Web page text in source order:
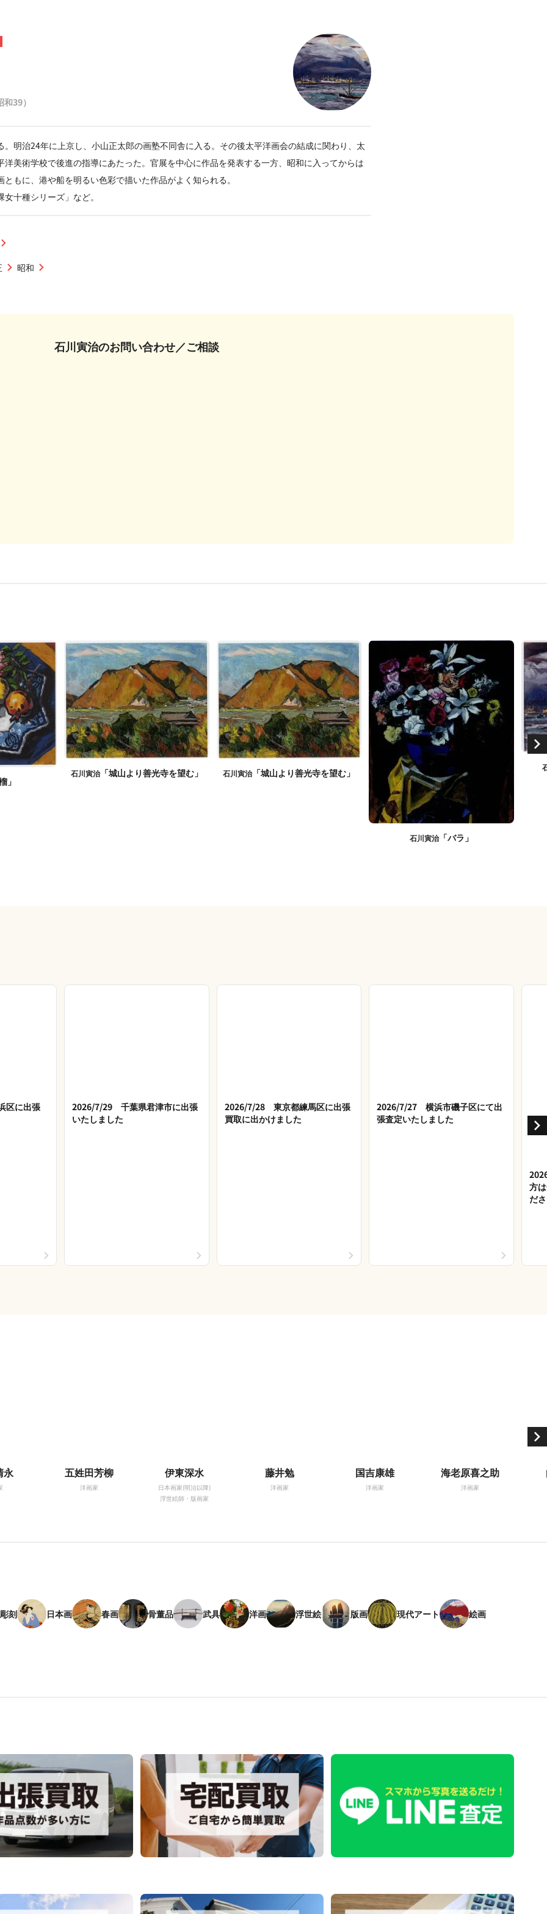
39）
。明治24年に上京し、小山正太郎の画塾不同舎に入る。その後太平洋画会の結成に関わり、太
洋美術学校で後進の指導にあたった。官展を中心に作品を発表する一方、昭和に入ってからは
もに、港や船を明るい色彩で描いた作品がよく知られる。
十種シリーズ」など。
昭和
石川寅治のお問い合わせ／ご相談
」
石川寅治「城山より善光寺を望む」 石川寅治「城山より善光寺を望む」
石川寅治「バラ」
区に出張
2026/7/29 千葉県君津市に出張
いたしました
2026/7/28 東京都練馬区に出張
買取に出かけました
2026/7/27 横浜市磯子区にて出
張査定いたしました
方
だ
永 五姓田芳柳
洋画家
伊東深水
日本画家(明治以降)
浮世絵師・版画家
藤井勉
洋画家
国吉康雄
洋画家
海老原喜之助
洋画家
彫刻 日本画 春画 骨董品 武具 洋画 浮世絵 版画 現代アート 絵画